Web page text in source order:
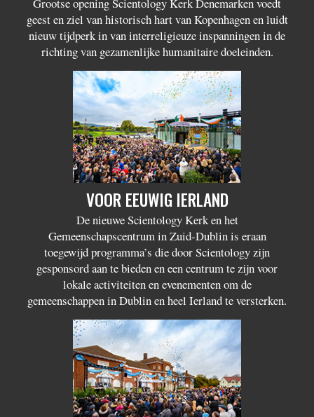
Grootse opening Scientology Kerk Denemarken voedt
geest en ziel van historisch hart van Kopenhagen en luidt
nieuw tijdperk in van interreligieuze inspanningen in de
richting van gezamenlijke humanitaire doeleinden.
VOOR EEUWIG IERLAND
De nieuwe Scientology Kerk en het
Gemeenschapscentrum in Zuid-Dublin is eraan
toegewijd programma’s die door Scientology zijn
gesponsord aan te bieden en een centrum te zijn voor
lokale activiteiten en evenementen om de
gemeenschappen in Dublin en heel Ierland te versterken.